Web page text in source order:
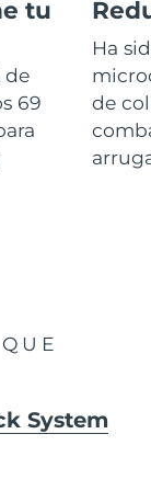
tu
de
69
Ha
de
System
8/10/26
8/13/26
prevista8/10/26